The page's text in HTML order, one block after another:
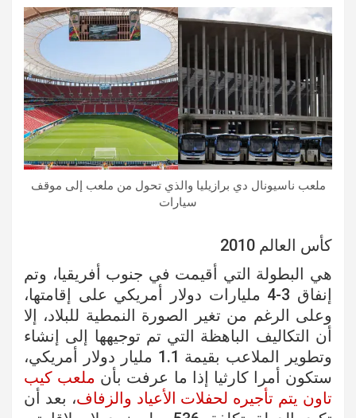
ملعب ناسيونال دي برازيليا والذي تحول من ملعب إلى موقف
سيارات
كأس العالم 2010
هي البطولة التي أقيمت في جنوب أفريقيا، وتم
إنفاق 3-4 مليارات دولار أمريكي على إقامتها،
وعلى الرغم من تغير الصورة النمطية للبلاد، إلا
أن التكاليف الباهظة التي تم توجيهها إلى إنشاء
وتطوير الملاعب بقيمة 1.1 مليار دولار أمريكي،
ستكون أمرا كارثيا إذا ما عرفت بأن ملعب كيب
تاون يتم تأجيره لحفلات الأعياد والزفاف، بعد أن